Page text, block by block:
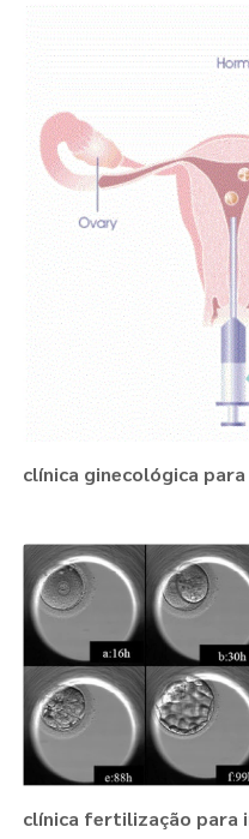
clínica ginecológica
clínica fertilização para